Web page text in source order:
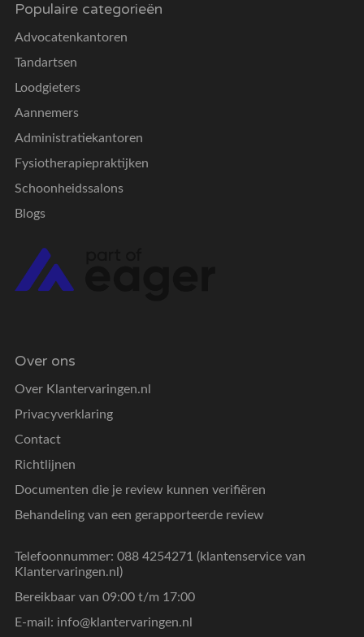
Populaire categorieën
Advocatenkantoren
Tandartsen
Loodgieters
Aannemers
Administratiekantoren
Fysiotherapiepraktijken
Schoonheidssalons
Blogs
Over ons
Over Klantervaringen.nl
Privacyverklaring
Contact
Richtlijnen
Documenten die je review kunnen verifiëren
Behandeling van een gerapporteerde review
Telefoonnummer: 088 4254271 (klantenservice van
Klantervaringen.nl)
Bereikbaar van 09:00 t/m 17:00
E-mail: info@klantervaringen.nl